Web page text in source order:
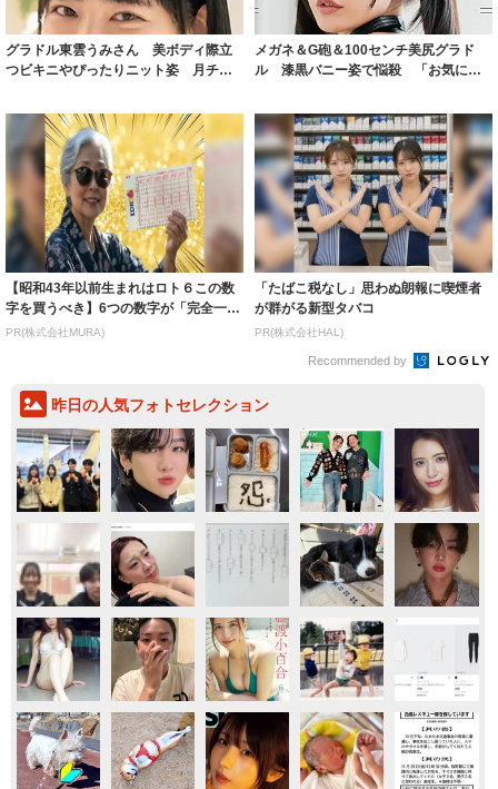
グラドル東雲うみさん 美ボディ際立
つビキニやぴったりニット姿 月チャ
メガネ＆G砲＆100センチ美尻グラド
ル 漆黒バニー姿で悩殺 「お気に入
【昭和43年以前生まれはロト６この数
字を買うべき】6つの数字が「完全一
致」する方...
PR(株式会社MURA)
「たばこ税なし」思わぬ朗報に喫煙者
が群がる新型タバコ
PR(株式会社HAL)
Recommended by
昨日の人気フォトセレクション